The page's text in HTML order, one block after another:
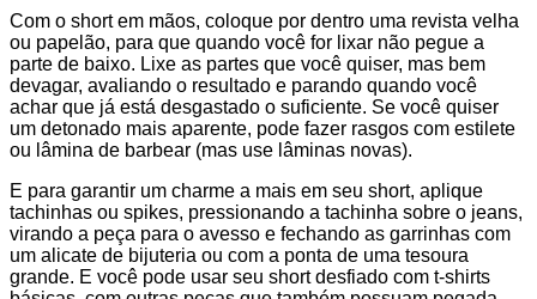
Com o short em mãos, coloque por dentro uma revista velha
ou papelão, para que quando você for lixar não pegue a
parte de baixo. Lixe as partes que você quiser, mas bem
devagar, avaliando o resultado e parando quando você
achar que já está desgastado o suficiente. Se você quiser
um detonado mais aparente, pode fazer rasgos com estilete
ou lâmina de barbear (mas use lâminas novas).
E para garantir um charme a mais em seu short, aplique
tachinhas ou spikes, pressionando a tachinha sobre o jeans,
virando a peça para o avesso e fechando as garrinhas com
um alicate de bijuteria ou com a ponta de uma tesoura
grande. E você pode usar seu short desfiado com t-shirts